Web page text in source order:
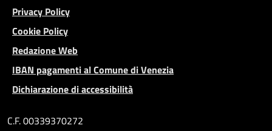
Privacy Policy
Cookie Policy
Redazione Web
IBAN pagamenti al Comune di Venezia
Dichiarazione di accessibilità
C.F. 00339370272